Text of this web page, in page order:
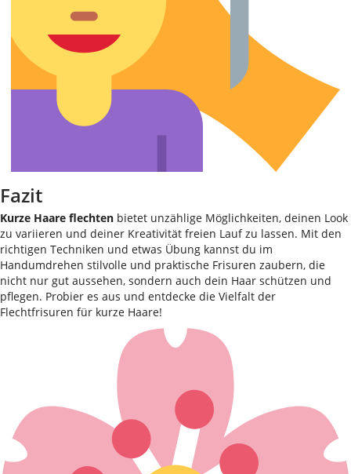
Fazit
Kurze Haare flechten bietet unzählige Möglichkeiten, deinen Look
zu variieren und deiner Kreativität freien Lauf zu lassen. Mit den
richtigen Techniken und etwas Übung kannst du im
Handumdrehen stilvolle und praktische Frisuren zaubern, die
nicht nur gut aussehen, sondern auch dein Haar schützen und
pflegen. Probier es aus und entdecke die Vielfalt der
Flechtfrisuren für kurze Haare!